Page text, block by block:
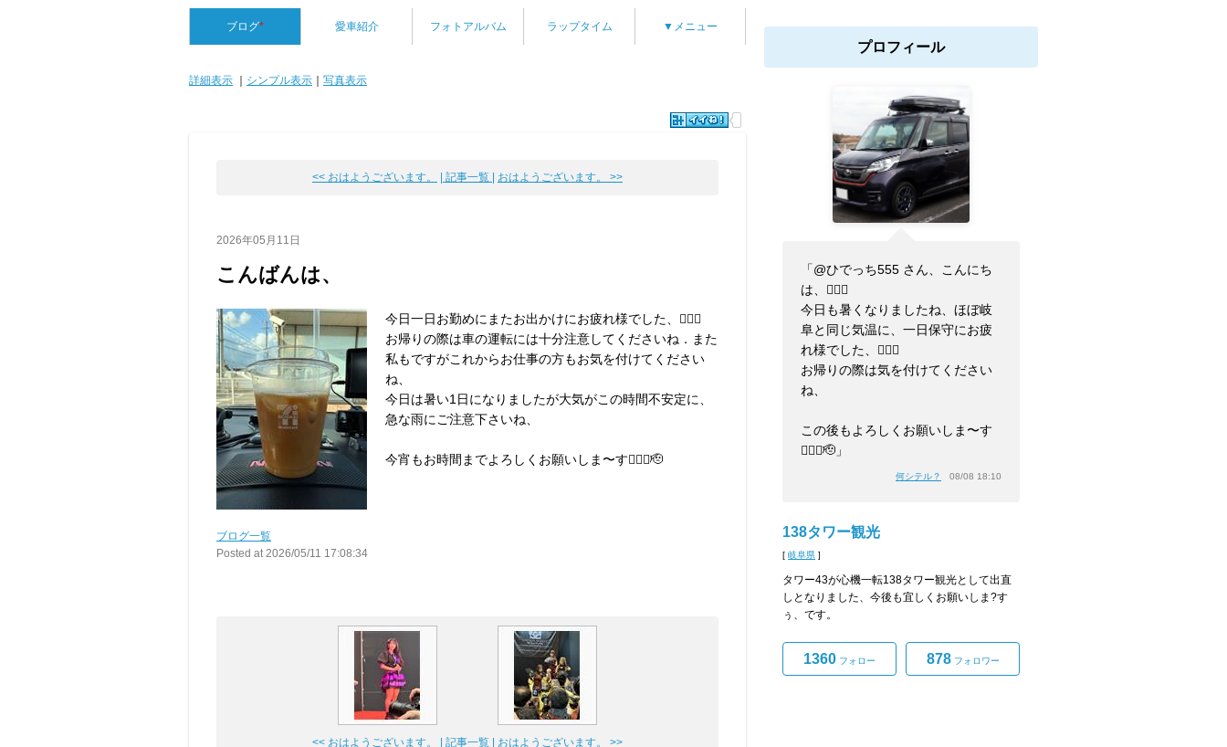
ブログ* 愛車紹介 フォトアルバム ラップタイム ▼メニュー
詳細表示 シンプル表示 写真表示
<< おはようございます。 | 記事一覧 | おはようございます。 >>
2026年05月11日
こんばんは、
今日一日お勤めにまたお出かけにお疲れ様でした、🙇🏼‍♂️
お帰りの際は車の運転には十分注意してくださいね．また
私もですがこれからお仕事の方もお気を付けてください
ね、
今日は暑い1日になりましたが大気がこの時間不安定に、
急な雨にご注意下さいね、
今宵もお時間までよろしくお願いしま〜す🙇🏼‍♂️🫡
ブログ一覧
Posted at 2026/05/11 17:08:34
<< おはようございます。 | 記事一覧 | おはようございます。 >>
プロフィール
「@ひでっち555 さん、こんにち
は、🙇🏼‍♂️
今日も暑くなりましたね、ほぼ岐
阜と同じ気温に、一日保守にお疲
れ様でした、🙇🏼‍♂️
お帰りの際は気を付けてください
ね、
この後もよろしくお願いしま〜す
🙇🏼‍♂️🫡」
何シテル？ 08/08 18:10
138タワー観光
[ 岐阜県 ]
タワー43が心機一転138タワー観光として出直
しとなりました、今後も宜しくお願いしま?す
ぅ、です。
1360 フォロー 878フォロワー